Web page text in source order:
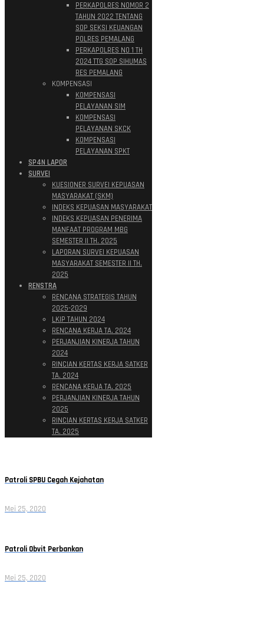
PERKAPOLRES NOMOR 2
TAHUN 2022 TENTANG
SOP SEKSI KEUANGAN
POLRES PEMALANG
PERKAPOLRES NO 1 TH
2024 TTG SOP SIHUMAS
RES PEMALANG
KOMPENSASI
KOMPENSASI
PELAYANAN SIM
KOMPENSASI
PELAYANAN SKCK
KOMPENSASI
PELAYANAN SPKT
SP4N LAPOR
SURVEI
KUESIONER SURVEI KEPUASAN
MASYARAKAT (SKM)
INDEKS KEPUASAN MASYARAKAT
INDEKS KEPUASAN PENERIMA
MANFAAT PROGRAM MBG
SEMESTER II TH. 2025
LAPORAN SURVEI KEPUASAN
MASYARAKAT SEMESTER II TH.
2025
RENSTRA
RENCANA STRATEGIS TAHUN
2025-2029
LKIP TAHUN 2024
RENCANA KERJA TA. 2024
PERJANJIAN KINERJA TAHUN
2024
RINCIAN KERTAS KERJA SATKER
TA. 2024
RENCANA KERJA TA. 2025
PERJANJIAN KINERJA TAHUN
2025
RINCIAN KERTAS KERJA SATKER
TA. 2025
Patroli SPBU Cegah Kejahatan
Mei 25, 2020
Patroli Obvit Perbankan
Mei 25, 2020